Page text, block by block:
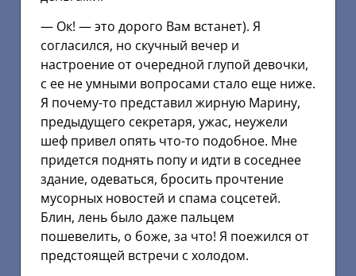
— Ок! — это дорого Вам встанет). Я
согласился, но скучный вечер и
настроение от очередной глупой девочки,
с ее не умными вопросами стало еще ниже.
Я почему-то представил жирную Марину,
предыдущего секретаря, ужас, неужели
шеф привел опять что-то подобное. Мне
придется поднять попу и идти в соседнее
здание, одеваться, бросить прочтение
мусорных новостей и спама соцсетей.
Блин, лень было даже пальцем
пошевелить, о боже, за что! Я поежился от
предстоящей встречи с холодом.